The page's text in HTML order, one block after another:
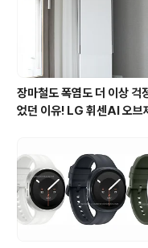
신사 상관없이 문제 메세지를 무
리 요금제가 그 주인공입니다. ..
장마철도 폭염도 더 이상 걱
었던 이유! LG 휘센AI 오브